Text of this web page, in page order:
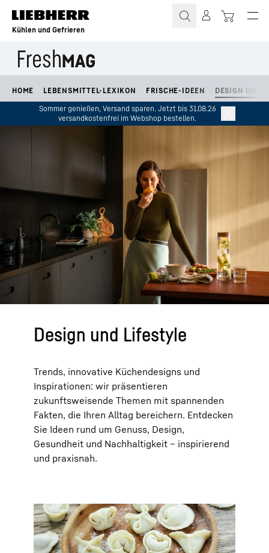
Zum Inhalt springen
Kühlen und Gefrieren
HOME LEBENSMITTEL-LEXIKON FRISCHE-IDEEN
DESIGN UND
Sommer genießen, Versand sparen. Jetzt bis 31.08.26
versandkostenfrei im Webshop bestellen.
Design und Lifestyle
Trends, innovative Küchendesigns und
Inspirationen: wir präsentieren
zukunftsweisende Themen mit spannenden
Fakten, die Ihren Alltag bereichern. Entdecken
Sie Ideen rund um Genuss, Design,
Gesundheit und Nachhaltigkeit – inspirierend
und praxisnah.